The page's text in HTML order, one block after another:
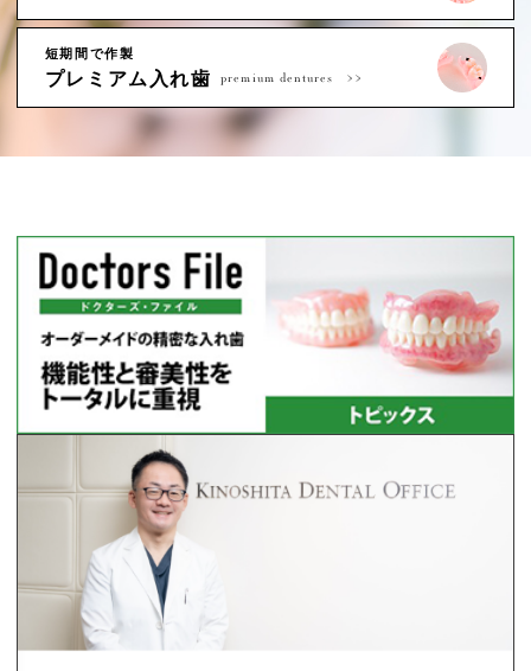
短期間で作製
プレミアム入れ歯 premium dentures